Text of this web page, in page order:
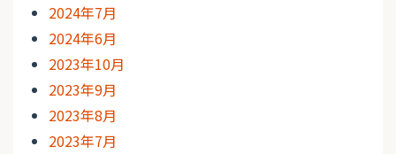
2024年7月
2024年6月
2023年10月
2023年9月
2023年8月
2023年7月